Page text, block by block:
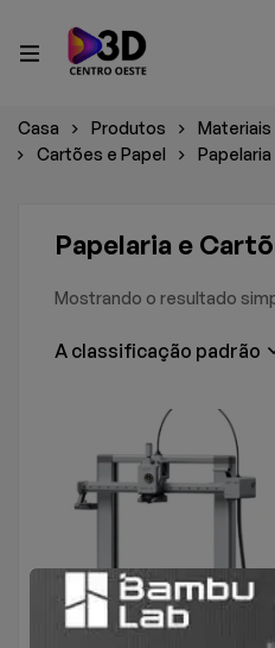
Casa Produtos
Cartões e Papel
Papelaria e
Mostrando o resultado
A classificação padrão